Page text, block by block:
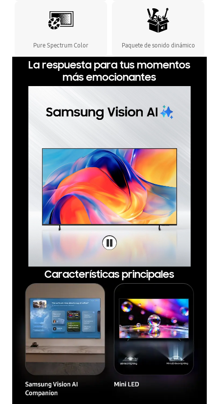
Pure Spectrum Color Paquete de sonido dinámico
La respuesta para tus momentos
más emocionantes
Características principales